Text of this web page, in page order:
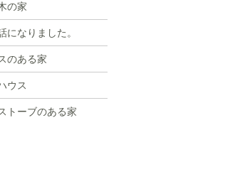
の家
になりました。
のある家
ウス
トーブのある家